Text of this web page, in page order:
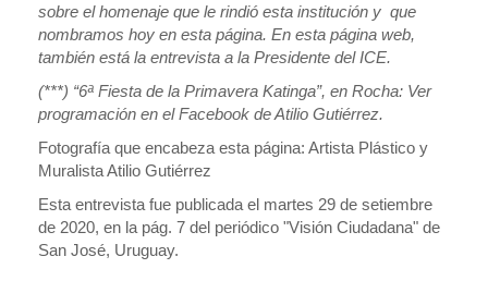
sobre el homenaje que le rindió esta institución y que
nombramos hoy en esta página. En esta página web,
también está la entrevista a la Presidente del ICE.
(***) “6ª Fiesta de la Primavera Katinga”, en Rocha: Ver
programación en el Facebook de Atilio Gutiérrez.
Fotografía que encabeza esta página: Artista Plástico y
Muralista Atilio Gutiérrez
Esta entrevista fue publicada el martes 29 de setiembre
de 2020, en la pág. 7 del periódico "Visión Ciudadana" de
San José, Uruguay.